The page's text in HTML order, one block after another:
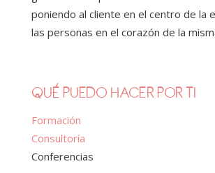
poniendo al cliente en el centro de la
las personas en el corazón de la
QUÉ PUEDO HACER POR TI
Formación
Consultoría
Conferencias